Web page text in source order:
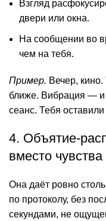
Взгляд
двери или окна.
На сообщении во
чем на тебя.
Пример. Вечер,
ближе. Вибрация — и
сеанс. Тебя
4. Объятие-
вместо чувства
Она даёт ровно
по протоколу, без
секундами, не